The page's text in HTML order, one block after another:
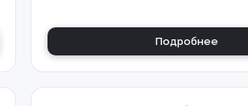
Подробнее